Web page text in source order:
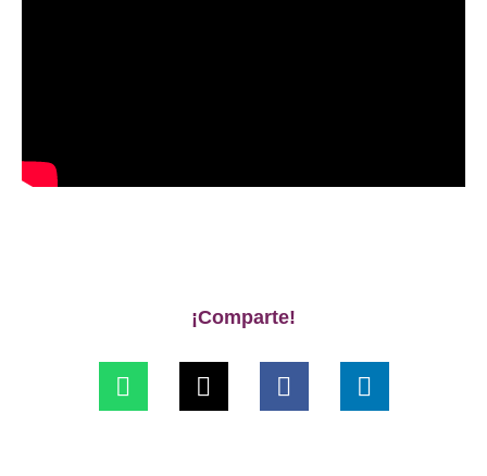
¡Comparte!